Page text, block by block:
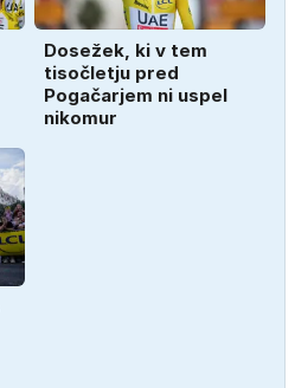
Dosežek, ki v tem
tisočletju pred
Pogačarjem ni uspel
nikomur